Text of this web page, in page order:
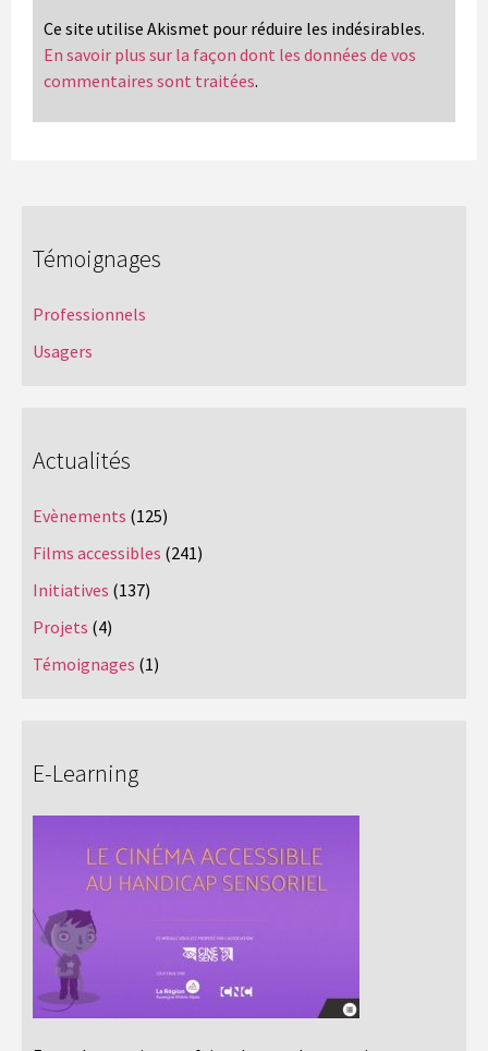
Ce site utilise Akismet pour réduire les indésirables.
En savoir plus sur la façon dont les données de vos
commentaires sont traitées.
Témoignages
Professionnels
Usagers
Actualités
Evènements (125)
Films accessibles (241)
Initiatives (137)
Projets (4)
Témoignages (1)
E-Learning